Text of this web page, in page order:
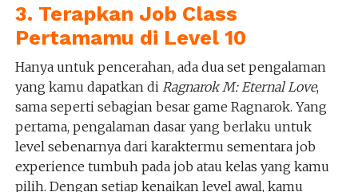
3. Terapkan Job Class
Pertamamu di Level 10
Hanya untuk pencerahan, ada dua set pengalaman
yang kamu dapatkan di Ragnarok M: Eternal Love,
sama seperti sebagian besar game Ragnarok. Yang
pertama, pengalaman dasar yang berlaku untuk
level sebenarnya dari karaktermu sementara job
experience tumbuh pada job atau kelas yang kamu
pilih. Dengan setiap kenaikan level awal, kamu